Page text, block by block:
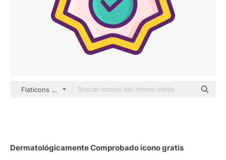
Flaticons Lineal Color
Dermatológicamente Comprobado icono gratis